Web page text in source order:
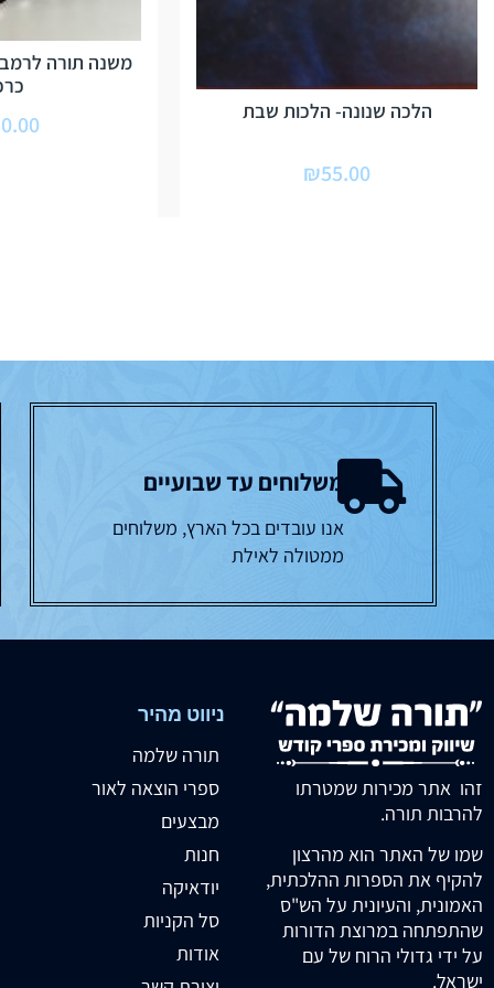
הלכה שנונה- הלכות שבת
₪55.00
משלוחים עד שבועיים
אנו עובדים בכל הארץ, משלוחים
ממטולה לאילת
זהו אתר מכירות שמטרתו
להרבות תורה.
שמו של האתר הוא מהרצון
להקיף את הספרות ההלכתית,
האמונית, והעיונית על הש"ס
שהתפתחה במרוצת הדורות
על ידי גדולי הרוח של עם
ישראל.
ניווט מהיר
תורה שלמה
ספרי הוצאה לאור
מבצעים
חנות
יודאיקה
סל הקניות
אודות